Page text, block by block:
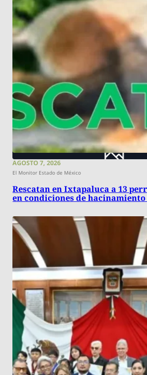
AGOSTO 7, 2026
El Monitor Estado de México
Rescatan en Ixtapaluca a 13
en condiciones de